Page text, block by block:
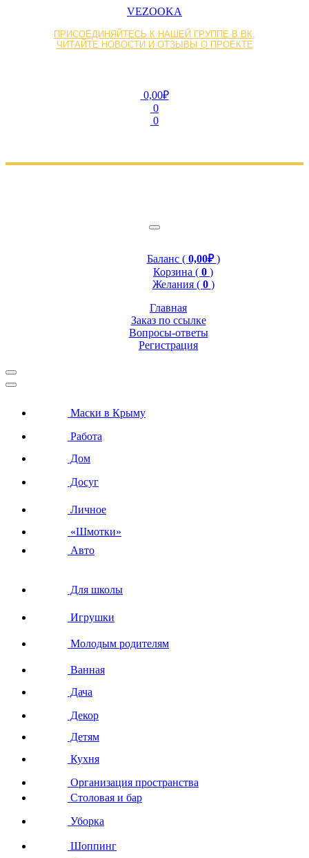
VEZOOKA
ПРИСОЕДИНЯЙТЕСЬ К НАШЕЙ ГРУППЕ В ВК,
ЧИТАЙТЕ НОВОСТИ И ОТЗЫВЫ О ПРОЕКТЕ
0,00₽
0
0
Баланс ( 0,00₽)
Корзина ( 0 )
Желания ( 0 )
Главная
Заказ по ссылке
Вопросы-ответы
Регистрация
Маски в Крыму
Работа
Дом
Досуг
Личное
«Шмотки»
Авто
Для школы
Игрушки
Молодым родителям
Ванная
Дача
Декор
Детям
Кухня
Организация пространства
Столовая и бар
Уборка
Шоппинг